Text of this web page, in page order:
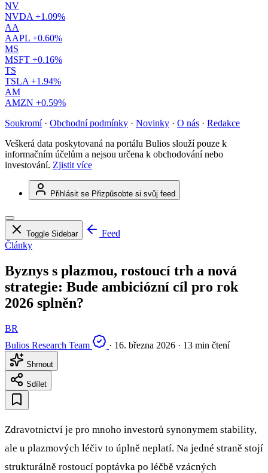
NV
NVDA +1.09%
AA
AAPL +0.60%
MS
MSFT +0.16%
TS
TSLA +1.94%
AM
AMZN +0.59%
Soukromí · Obchodní podmínky · Novinky · O nás · Redakce
Veškerá data poskytovaná na portálu Bulios slouží pouze k
informačním účelům a nejsou určena k obchodování nebo
investování. Zjistit více
Přihlásit se Přizpůsobte si svůj feed
Toggle Sidebar
Feed
Články
Byznys s plazmou, rostoucí trh a nová
strategie: Bude ambiciózní cíl pro rok
2026 splněn?
BR
Bulios Research Team
· 16. března 2026 · 13 min čtení
Shrnout
Sdílet
Zdravotnictví je pro mnoho investorů synonymem stability,
ale u plazmových léčiv to úplně neplatí. Na jedné straně stojí
strukturálně rostoucí poptávka po léčbě vzácných